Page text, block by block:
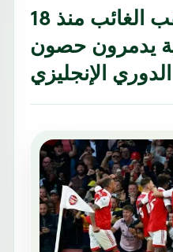
بحثاً عن اللقب الغائب منذ 18
يدمرون حصون
الإنجليزي